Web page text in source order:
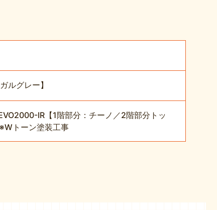
ルグレー】
IR【1階部分：チーノ／2階部分トッ
トーン塗装工事